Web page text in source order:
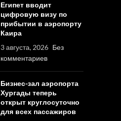
Египет вводит
цифровую визу по
прибытии в аэропорту
Каира
3 августа, 2026 Без
комментариев
Бизнес-зал аэропорта
Хургады теперь
открыт круглосуточно
для всех пассажиров